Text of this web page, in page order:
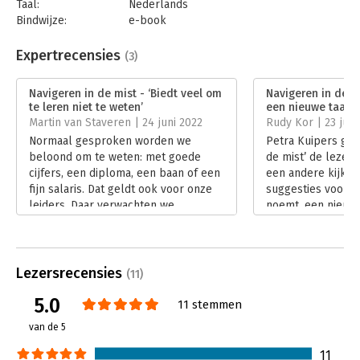
Taal:
Nederlands
Bindwijze:
e-book
Bestandsformaat:
epub
Uitgever:
Uitgeverij Thema
Druk:
1
Verschijningsdatum:
1-6-2022
Hoofdrubriek: Leiderschap
Expertrecensies (3)
Navigeren in de mist - ‘Biedt veel om
te leren niet te weten’
Martin van Staveren | 24 juni 2022
Normaal gesproken worden we
beloond om te weten: met goede
cijfers, een diploma, een baan of een
fijn salaris. Dat geldt ook voor onze
leiders. Daar verwachten we
wat als er weinig te weten valt? Dat
Lees verder
Navigeren in de
een nieuwe taal’
Rudy Kor | 23 juni
Petra Kuipers
de mist’ de lezer
een andere kijk
suggesties voor,
noemt, een
Lees verder
Lezersrecensies (11)
5.0
van de 5
11 stemmen
11